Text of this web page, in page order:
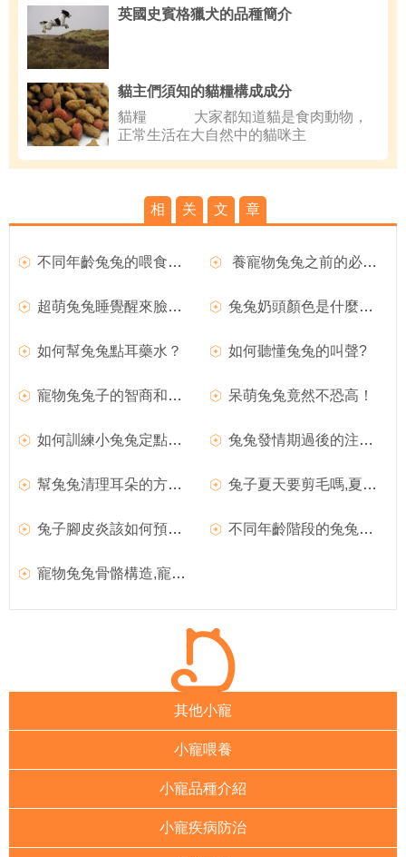
英國史賓格獵犬的品種簡介
貓主們須知的貓糧構成成分
貓糧 大家都知道貓是食肉動物，
正常生活在大自然中的貓咪主
相 关 文 章
不同年齡兔兔的喂食方法 養寵物兔兔之前的必備硬件用品
超萌兔兔睡覺醒來臉歪了自己用短手捧捧臉 兔兔奶頭顏色是什麼樣的？
如何幫兔兔點耳藥水？ 如何聽懂兔兔的叫聲?
寵物兔兔子的智商和記性怎麼樣 呆萌兔兔竟然不恐高！
如何訓練小兔兔定點大小便 兔兔發情期過後的注意事項,兔兔發情後的注意事項
幫兔兔清理耳朵的方法,如何幫兔兔剪指甲 兔子夏天要剪毛嗎,夏天兔兔哪些部位需要剪毛
兔子腳皮炎該如何預防,兔兔腳皮炎原因和治療方法 不同年齡階段的兔兔喂養,幼年兔兔應該怎樣喂養
寵物兔兔骨骼構造,寵物兔怎麼養
其他小寵
小寵喂養
小寵品種介紹
小寵疾病防治